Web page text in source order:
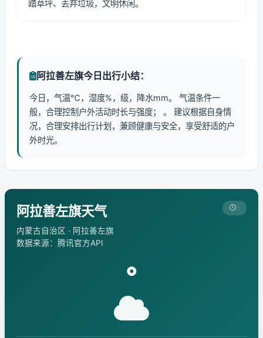
踏草坪、丢弃垃圾，文明休闲。
阿拉善左旗今日出行小结：
今日，气温℃，湿度%，级，降水mm。 气温条件一
般，合理控制户外活动时长与强度； 。 建议根据自身情
况，合理安排出行计划，兼顾健康与安全，享受舒适的户
外时光。
阿拉善左旗天气
内蒙古自治区 · 阿拉善左旗
数据来源：腾讯官方API
:
°